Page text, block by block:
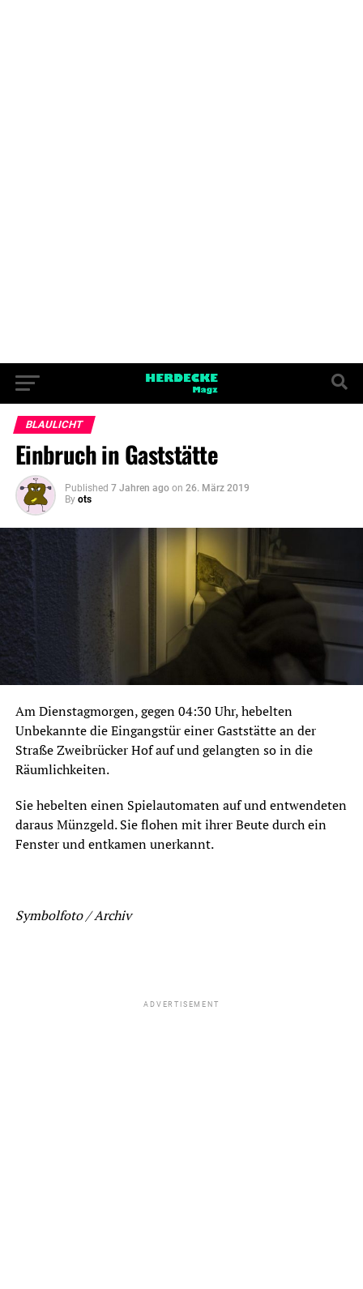
BLAULICHT
Einbruch in Gaststätte
Published 7 Jahren ago on 26. März 2019
By ots
Am Dienstagmorgen, gegen 04:30 Uhr, hebelten
Unbekannte die Eingangstür einer Gaststätte an der
Straße Zweibrücker Hof auf und gelangten so in die
Räumlichkeiten.
Sie hebelten einen Spielautomaten auf und entwendeten
daraus Münzgeld. Sie flohen mit ihrer Beute durch ein
Fenster und entkamen unerkannt.
Symbolfoto / Archiv
ADVERTISEMENT